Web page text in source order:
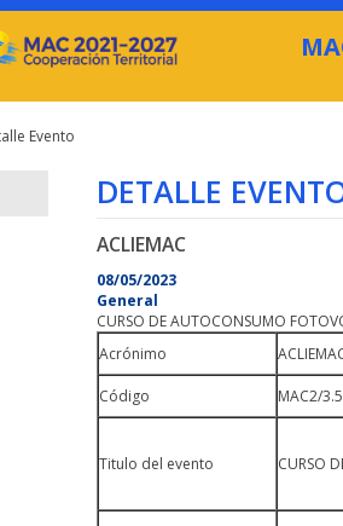
Evento
DETALLE
ACLIEMAC
08/05/2023
General
CURSO DE AUTOCONSUMO
Acrónimo
Código MAC2/
Titulo del evento CURSO